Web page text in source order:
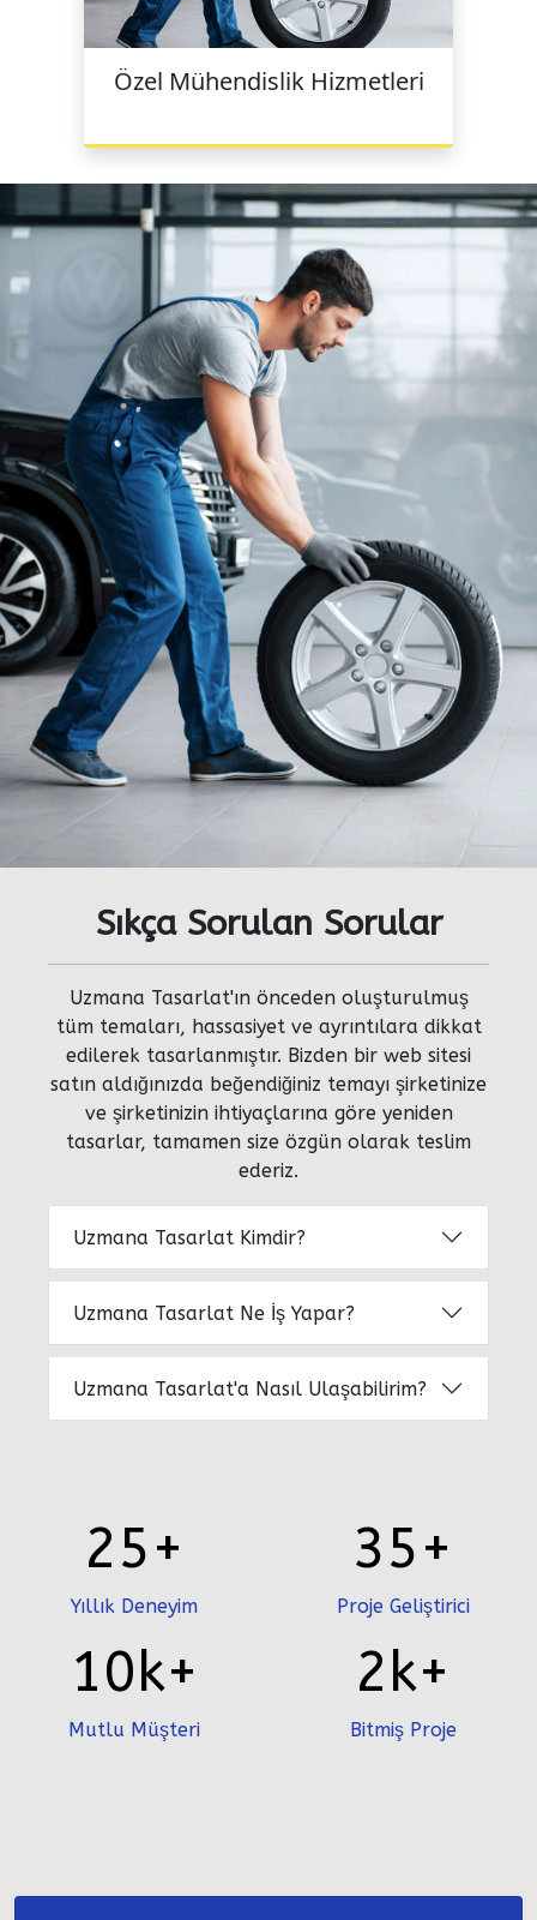
Özel Mühendislik Hizmetleri
Sıkça Sorulan Sorular
Uzmana Tasarlat'ın önceden oluşturulmuş
tüm temaları, hassasiyet ve ayrıntılara dikkat
edilerek tasarlanmıştır. Bizden bir web sitesi
satın aldığınızda beğendiğiniz temayı şirketinize
ve şirketinizin ihtiyaçlarına göre yeniden
tasarlar, tamamen size özgün olarak teslim
ederiz.
Uzmana Tasarlat Kimdir?
Uzmana Tasarlat Ne İş Yapar?
Uzmana Tasarlat'a Nasıl Ulaşabilirim?
25+
Yıllık Deneyim
35+
Proje Geliştirici
10k+
Mutlu Müşteri
2k+
Bitmiş Proje